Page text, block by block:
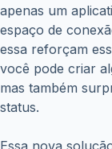
apenas um
espaço de
essa reforçam
você pode criar
mas também
status.
Essa nova